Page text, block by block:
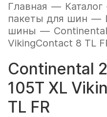
Главная — Каталог
пакеты для шин —
шины —
VikingContact 8 TL
Continental
105T XL
TL FR